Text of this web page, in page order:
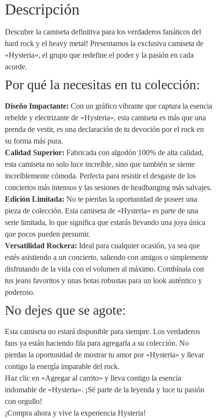
Descripción
Descubre la camiseta definitiva para los verdaderos fanáticos del
hard rock y el heavy metal! Presentamos la exclusiva camiseta de
«Hysteria», el grupo que redefine el poder y la pasión en cada
acorde.
Por qué la necesitas en tu colección:
Diseño Impactante: Con un gráfico vibrante que captura la esencia
rebelde y electrizante de «Hysteria», esta camiseta es más que una
prenda de vestir, es una declaración de tu devoción por el rock en
su forma más pura.
Calidad Superior: Fabricada con algodón 100% de alta calidad,
esta camiseta no solo luce increíble, sino que también se siente
increíblemente cómoda. Perfecta para resistir el desgaste de los
conciertos más intensos y las sesiones de headbanging más salvajes.
Edición Limitada: No te pierdas la oportunidad de poseer una
pieza de colección. Esta camiseta de «Hysteria» es parte de una
serie limitada, lo que significa que estarás llevando una joya única
que pocos pueden presumir.
Versatilidad Rockera: Ideal para cualquier ocasión, ya sea que
estés asistiendo a un concierto, saliendo con amigos o simplemente
disfrutando de la vida con el volumen al máximo. Combínala con
tus jeans favoritos y unas botas robustas para un look auténtico y
poderoso.
No dejes que se agote:
Esta camiseta no estará disponible para siempre. Los verdaderos
fans ya están haciendo fila para agregarla a su colección. No
pierdas la oportunidad de mostrar tu amor por «Hysteria» y llevar
contigo la energía imparable del rock.
Haz clic en «Agregar al carrito» y lleva contigo la esencia
indomable de «Hysteria». ¡Sé parte de la leyenda y luce tu pasión
con orgullo!
¡Compra ahora y vive la experiencia Hysteria!